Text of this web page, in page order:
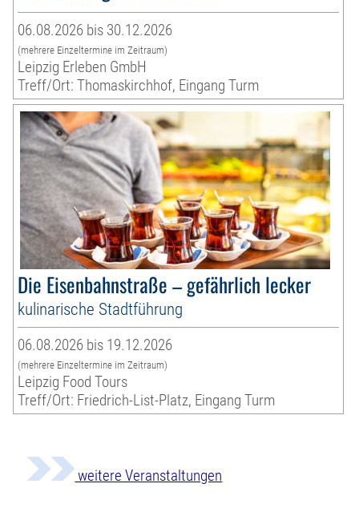
06.08.2026 bis 30.12.2026
(mehrere Einzeltermine im Zeitraum)
Leipzig Erleben GmbH
Treff/Ort: Thomaskirchhof, Eingang Turm
Die Eisenbahnstraße – gefährlich lecker
kulinarische Stadtführung
06.08.2026 bis 19.12.2026
(mehrere Einzeltermine im Zeitraum)
Leipzig Food Tours
Treff/Ort: Friedrich-List-Platz, Eingang Turm
weitere Veranstaltungen